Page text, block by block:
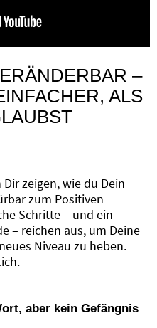
–
ALS
zeigen, wie du Dein
zum Positiven
Schritte – und ein
– reichen aus, um Deine
Niveau zu heben.
aber kein Gefängnis